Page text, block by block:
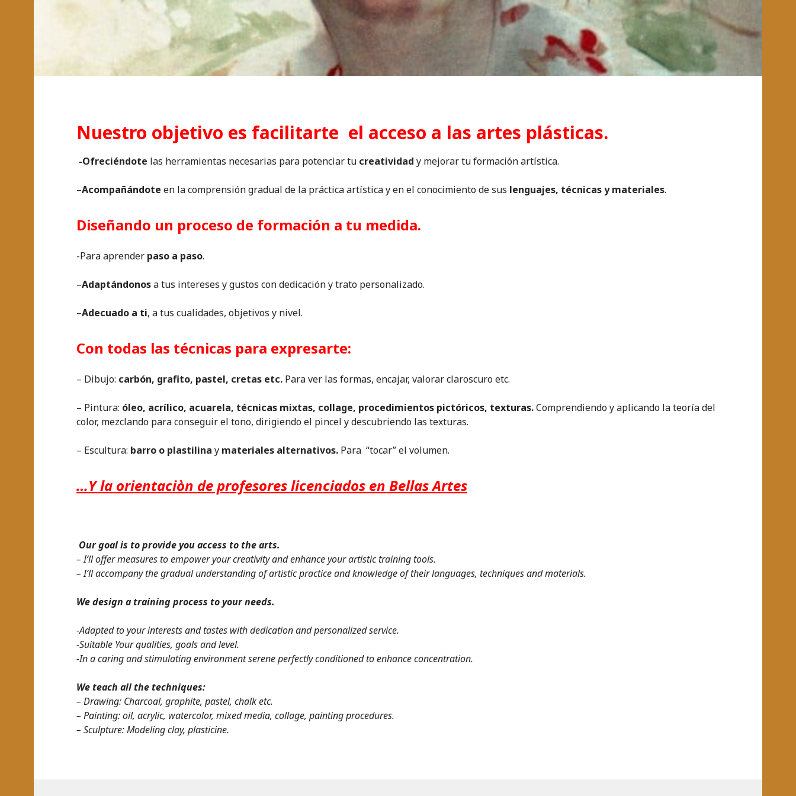
Nuestro objetivo es facilitarte el acceso a las artes plásticas.
-Ofreciéndote las herramientas necesarias para potenciar tu creatividad y mejorar tu formación artística.
–Acompañándote en la comprensión gradual de la práctica artística y en el conocimiento de sus lenguajes, técnicas y materiales.
Diseñando un proceso de formación a tu medida.
-Para aprender paso a paso.
–Adaptándonosa tus intereses y gustos con dedicación y trato personalizado.
–Adecuado a ti, a tus cualidades, objetivos y nivel.
Con todas las técnicas para expresarte:
– Dibujo: carbón, grafito, pastel, cretas etc. Para ver las formas, encajar, valorar claroscuro etc.
– Pintura: óleo, acrílico, acuarela, técnicas mixtas, collage, procedimientos pictóricos, texturas.Comprendiendo y aplicando la teoría del
color, mezclando para conseguir el tono, dirigiendo el pincel y descubriendo las texturas.
– Escultura: barro o plastilina y materiales alternativos. Para “tocar” el volumen.
…Y la orientaciòn de profesores licenciados en Bellas Artes
Our goal is to provide you access to the arts.
– I’ll offer measures to empower your creativity and enhance your artistic training tools.
– I’ll accompany the gradual understanding of artistic practice and knowledge of their languages, techniques and materials.
We design a training process to your needs.
-Adapted to your interests and tastes with dedication and personalized service.
-Suitable Your qualities, goals and level.
-In a caring and stimulating environment serene perfectly conditioned to enhance concentration.
We teach all the techniques:
– Drawing: Charcoal, graphite, pastel, chalk etc.
– Painting: oil, acrylic, watercolor, mixed media, collage, painting procedures.
– Sculpture: Modeling clay, plasticine.